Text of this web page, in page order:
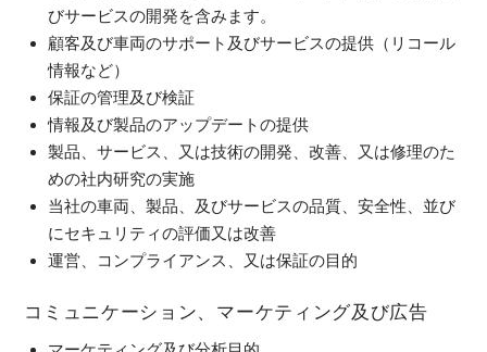
びサービスの開発を含みます。
顧客及び車両のサポート及びサービスの提供（リコール
情報など）
保証の管理及び検証
情報及び製品のアップデートの提供
製品、サービス、又は技術の開発、改善、又は修理のた
めの社内研究の実施
当社の車両、製品、及びサービスの品質、安全性、並び
にセキュリティの評価又は改善
運営、コンプライアンス、又は保証の目的
コミュニケーション、マーケティング及び広告